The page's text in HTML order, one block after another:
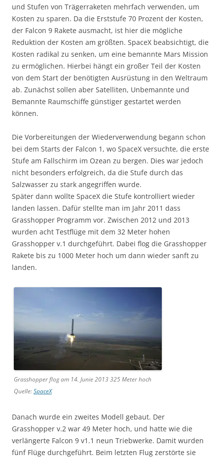
und Stufen von Trägerraketen mehrfach verwenden, um
Kosten zu sparen. Da die Erststufe 70 Prozent der Kosten,
der Falcon 9 Rakete ausmacht, ist hier die mögliche
Reduktion der Kosten am größten. SpaceX beabsichtigt, die
Kosten radikal zu senken, um eine bemannte Mars Mission
zu ermöglichen. Hierbei hängt ein großer Teil der Kosten
von dem Start der benötigten Ausrüstung in den Weltraum
ab. Zunächst sollen aber Satelliten, Unbemannte und
Bemannte Raumschiffe günstiger gestartet werden
können.
Die Vorbereitungen der Wiederverwendung begann schon
bei dem Starts der Falcon 1, wo SpaceX versuchte, die erste
Stufe am Fallschirm im Ozean zu bergen. Dies war jedoch
nicht besonders erfolgreich, da die Stufe durch das
Salzwasser zu stark angegriffen wurde.
Später dann wollte SpaceX die Stufe kontrolliert wieder
landen lassen. Dafür stellte man im Jahr 2011 dass
Grasshopper Programm vor. Zwischen 2012 und 2013
wurden acht Testflüge mit dem 32 Meter hohen
Grasshopper v.1 durchgeführt. Dabei flog die Grasshopper
Rakete bis zu 1000 Meter hoch um dann wieder sanft zu
landen.
Grasshopper flog am 14. Junie 2013 325 Meter hoch
Quelle:SpaceX
Danach wurde ein zweites Modell gebaut. Der
Grasshopper v.2 war 49 Meter hoch, und hatte wie die
verlängerte Falcon 9 v1.1 neun Triebwerke. Damit wurden
fünf Flüge durchgeführt. Beim letzten Flug zerstörte sie